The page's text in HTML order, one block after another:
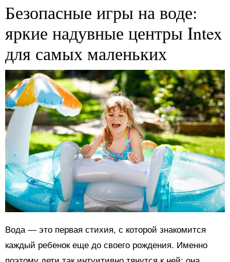
Безопасные игры на воде:
яркие надувные центры Intex
для самых маленьких
Вода — это первая стихия, с которой знакомится
каждый ребенок еще до своего рождения. Именно